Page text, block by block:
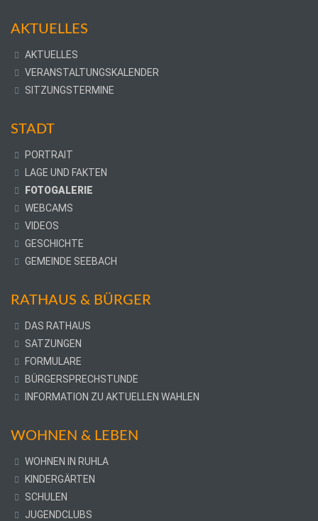
AKTUELLES
AKTUELLES
VERANSTALTUNGSKALENDER
SITZUNGSTERMINE
STADT
PORTRAIT
LAGE UND FAKTEN
FOTOGALERIE
WEBCAMS
VIDEOS
GESCHICHTE
GEMEINDE SEEBACH
RATHAUS & BÜRGER
DAS RATHAUS
SATZUNGEN
FORMULARE
BÜRGERSPRECHSTUNDE
INFORMATION ZU AKTUELLEN WAHLEN
WOHNEN & LEBEN
WOHNEN IN RUHLA
KINDERGÄRTEN
SCHULEN
JUGENDCLUBS